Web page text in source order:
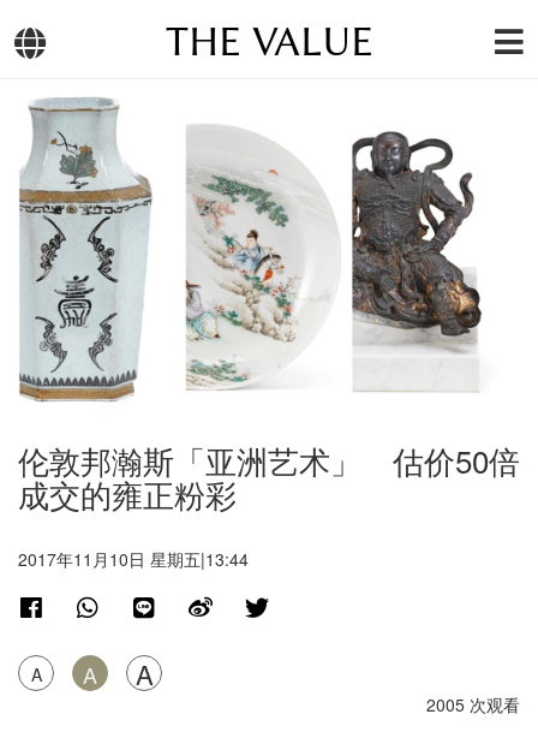
THE VALUE
伦敦邦瀚斯「亚洲艺术」 估价50倍
成交的雍正粉彩
2017年11月10日 星期五|13:44
A A A
2005 次观看